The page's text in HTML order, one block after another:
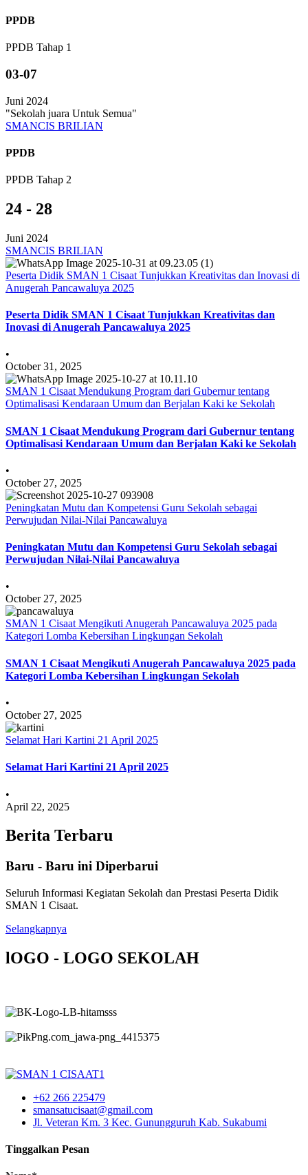
PPDB
PPDB Tahap 1
03-07
Juni 2024
"Sekolah juara Untuk Semua"
SMANCIS BRILIAN
PPDB
PPDB Tahap 2
24 - 28
Juni 2024
SMANCIS BRILIAN
Peserta Didik SMAN 1 Cisaat Tunjukkan Kreativitas dan Inovasi di
Anugerah Pancawaluya 2025
Peserta Didik SMAN 1 Cisaat Tunjukkan Kreativitas dan
Inovasi di Anugerah Pancawaluya 2025
•
October 31, 2025
SMAN 1 Cisaat Mendukung Program dari Gubernur tentang
Optimalisasi Kendaraan Umum dan Berjalan Kaki ke Sekolah
SMAN 1 Cisaat Mendukung Program dari Gubernur tentang
Optimalisasi Kendaraan Umum dan Berjalan Kaki ke Sekolah
•
October 27, 2025
Peningkatan Mutu dan Kompetensi Guru Sekolah sebagai
Perwujudan Nilai-Nilai Pancawaluya
Peningkatan Mutu dan Kompetensi Guru Sekolah sebagai
Perwujudan Nilai-Nilai Pancawaluya
•
October 27, 2025
SMAN 1 Cisaat Mengikuti Anugerah Pancawaluya 2025 pada
Kategori Lomba Kebersihan Lingkungan Sekolah
SMAN 1 Cisaat Mengikuti Anugerah Pancawaluya 2025 pada
Kategori Lomba Kebersihan Lingkungan Sekolah
•
October 27, 2025
Selamat Hari Kartini 21 April 2025
Selamat Hari Kartini 21 April 2025
•
April 22, 2025
Berita Terbaru
Baru - Baru ini Diperbarui
Seluruh Informasi Kegiatan Sekolah dan Prestasi Peserta Didik
SMAN 1 Cisaat.
Selangkapnya
lOGO - LOGO SEKOLAH
+62 266 225479
smansatucisaat@gmail.com
Jl. Veteran Km. 3 Kec. Gunungguruh Kab. Sukabumi
Tinggalkan Pesan